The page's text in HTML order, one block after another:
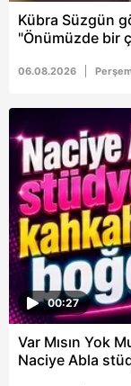
için Ayarlar
ziyaret
hazırlanmış
ilgili mevzuata
almak için lütfen
Kübra Süzgün
"Önümüzde bir
06.08.2026
00:27
Var Mısın Yok
Naciye Abla